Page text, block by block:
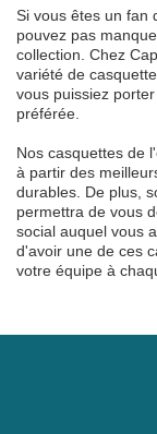
Si vous êtes un fan
pouvez pas
collection. Chez
variété de
vous puissiez
préférée.
Nos casquettes de
à partir des
durables. De plus,
permettra de vous
social auquel vous
d'avoir une de ces
votre équipe à